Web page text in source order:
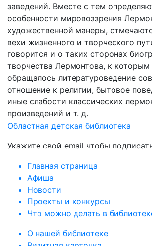
заведений. Вместе с тем
особенности мировоззрения
художественной манеры,
вехи жизненного и творческого
говорится и о таких сторонах
творчества Лермонтова, к которым
обращалось литературоведение
отношение к религии, бытовое
иные слабости классических
произведений и т. д.
Областная детская библиотека
Укажите свой email чтобы
Главная страница
Афиша
Новости
Проекты и конкурсы
Что можно делать в
О нашей библиотеке